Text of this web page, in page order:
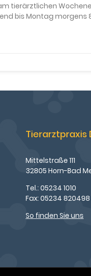
tierärztlichen
bis Montag morgens
Tierarztpraxis
Mittelstraße 111
32805 Horn-Bad
Tel.: 05234 1010
Fax: 05234 820498
So finden Sie uns